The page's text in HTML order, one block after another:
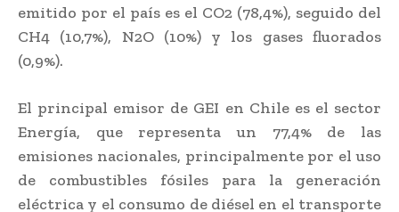
emitido por el país es el CO2 (78,4%), seguido del
CH4 (10,7%), N2O (10%) y los gases fluorados
(0,9%).
El principal emisor de GEI en Chile es el sector
Energía, que representa un 77,4% de las
emisiones nacionales, principalmente por el uso
de combustibles fósiles para la generación
eléctrica y el consumo de diésel en el transporte